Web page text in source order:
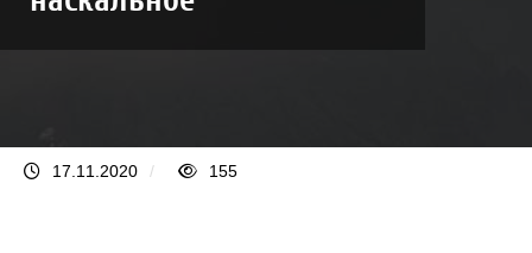
17.11.2020 / 155